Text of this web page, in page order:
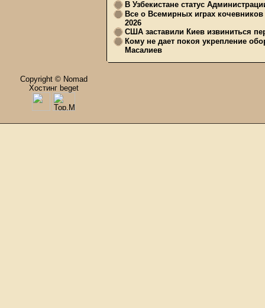
В Узбекистане статус
Все о Всемирных играх
2026
США заставили Киев извиниться
Кому не дает покоя укрепление
Масалиев
Copyright © Nomad
Хостинг beget